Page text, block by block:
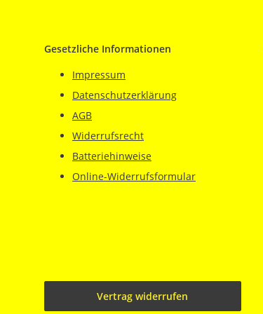
Gesetzliche Informationen
Impressum
Datenschutzerklärung
AGB
Widerrufsrecht
Batteriehinweise
Online-Widerrufsformular
Vertrag widerrufen